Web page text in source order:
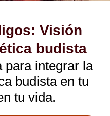
Visión
budista
para integrar la
budista en tu
tu vida.